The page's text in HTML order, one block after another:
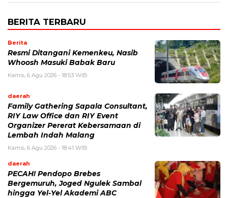
BERITA TERBARU
Berita
Resmi Ditangani Kemenkeu, Nasib
Whoosh Masuki Babak Baru
Kamis, 6 Agu 2026 - 18:53 WIB
daerah
Family Gathering Sapala Consultant,
RIY Law Office dan RIY Event
Organizer Pererat Kebersamaan di
Lembah Indah Malang
Kamis, 6 Agu 2026 - 18:41 WIB
daerah
PECAH! Pendopo Brebes
Bergemuruh, Joged Ngulek Sambal
hingga Yel-Yel Akademi ABC